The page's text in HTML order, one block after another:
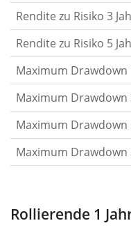
findest du in
Risikomaß.
Rendite pro Risiko
Jahren. Diese
annualisierte (d. h.
umgerechnete)
historische
Risiko setzt die
das Ausmaß der
Rendite zu Risiko 3
Rendite zu Risiko 5
Maximum Drawdown
Maximum Drawdown
Maximum Drawdown
Maximum Drawdown
Rollierende 1